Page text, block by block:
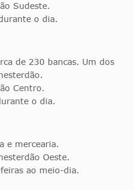
Sudeste.
o dia.
de 230 bancas. Um dos
Centro.
o dia.
e mercearia.
Oeste.
ao meio-dia.